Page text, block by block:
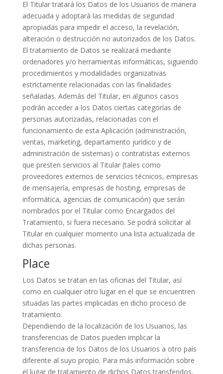
El Titular tratará los Datos de los Usuarios de manera
adecuada y adoptará las medidas de seguridad
apropiadas para impedir el acceso, la revelación,
alteración o destrucción no autorizados de los Datos.
El tratamiento de Datos se realizará mediante
ordenadores y/o herramientas informáticas, siguiendo
procedimientos y modalidades organizativas
estrictamente relacionadas con las finalidades
señaladas. Además del Titular, en algunos casos
podrán acceder a los Datos ciertas categorías de
personas autorizadas, relacionadas con el
funcionamiento de esta Aplicación (administración,
ventas, marketing, departamento jurídico y de
administración de sistemas) o contratistas externos
que presten servicios al Titular (tales como
proveedores externos de servicios técnicos, empresas
de mensajería, empresas de hosting, empresas de
informática, agencias de comunicación) que serán
nombrados por el Titular como Encargados del
Tratamiento, si fuera necesario. Se podrá solicitar al
Titular en cualquier momento una lista actualizada de
dichas personas.
Place
Los Datos se tratan en las oficinas del Titular, así
como en cualquier otro lugar en el que se encuentren
situadas las partes implicadas en dicho proceso de
tratamiento.
Dependiendo de la localización de los Usuarios, las
transferencias de Datos pueden implicar la
transferencia de los Datos de los Usuarios a otro país
diferente al suyo propio. Para más información sobre
el lugar de tratamiento de dichos Datos transferidos,